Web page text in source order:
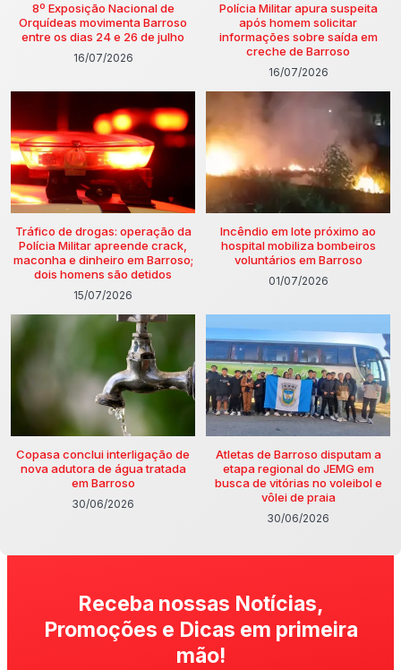
8º Exposição Nacional de
Orquídeas movimenta Barroso
entre os dias 24 e 26 de julho
16/07/2026
Polícia Militar apura suspeita
após homem solicitar
informações sobre saída em
creche de Barroso
16/07/2026
Tráfico de drogas: operação da
Polícia Militar apreende crack,
maconha e dinheiro em Barroso;
dois homens são detidos
15/07/2026
Incêndio em lote próximo ao
hospital mobiliza bombeiros
voluntários em Barroso
01/07/2026
Copasa conclui interligação de
nova adutora de água tratada
em Barroso
30/06/2026
Atletas de Barroso disputam a
etapa regional do JEMG em
busca de vitórias no voleibol e
vôlei de praia
30/06/2026
Receba nossas Notícias,
Promoções e Dicas em primeira
mão!